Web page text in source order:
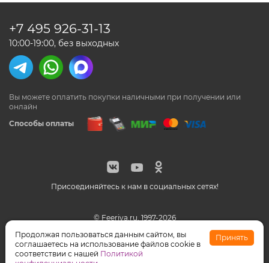
Присоединяйтесь к нам в социальных сетях!
© Feeriya.ru, 1997-2026
Способы оплаты
Вы можете оплатить покупки наличными при получении или
онлайн
+7 495 926-31-13
10:00-19:00, без выходных
WhatsApp принадлежат компании Meta, признанной
экстремистской организацией на территории РФ
Продолжая пользоваться данным сайтом, вы
соглашаетесь на использование файлов cookie в
соответствии с нашей Политикой
Принять